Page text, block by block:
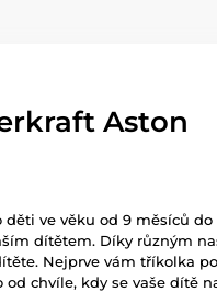
Aston
ve věku od 9 měsíců do
dítětem. Díky různým
Nejprve vám tříkolka
chvíle, kdy se vaše dítě